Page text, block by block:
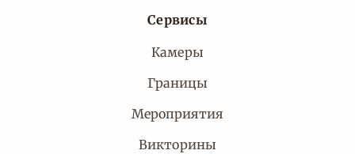
Сервисы
Камеры
Границы
Мероприятия
Викторины